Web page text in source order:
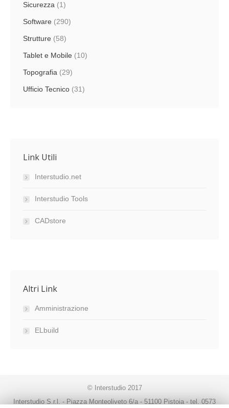
Sicurezza (1)
Software (290)
Strutture (58)
Tablet e Mobile (10)
Topografia (29)
Ufficio Tecnico (31)
Link Utili
Interstudio.net
Interstudio Tools
CADstore
Altri Link
Amministrazione
ELbuild
© Interstudio 2017
Interstudio S.r.l. - Piazza Monteoliveto 6/a - 51100 Pistoia - tel. 0573